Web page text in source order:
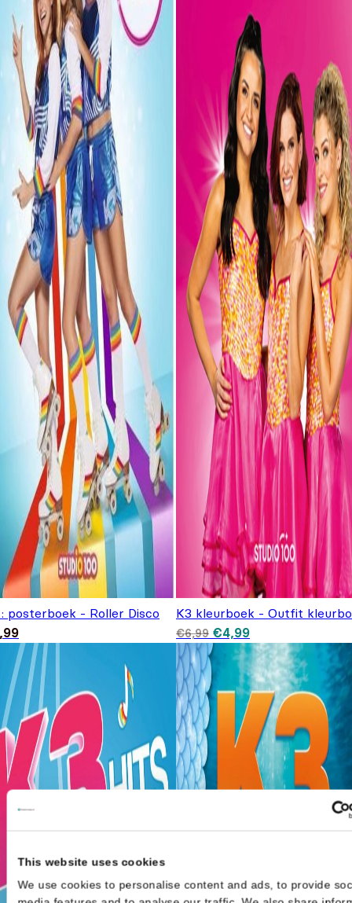
This website uses cookies
We use cookies to personalise content and ads, to provide
posterboek - Roller Disco
K3 kleurboek - Outfit
€6,99 Oorspronkelijke prijs
was: €6,99.
€4,99Huidige prijs is:
€4,99.